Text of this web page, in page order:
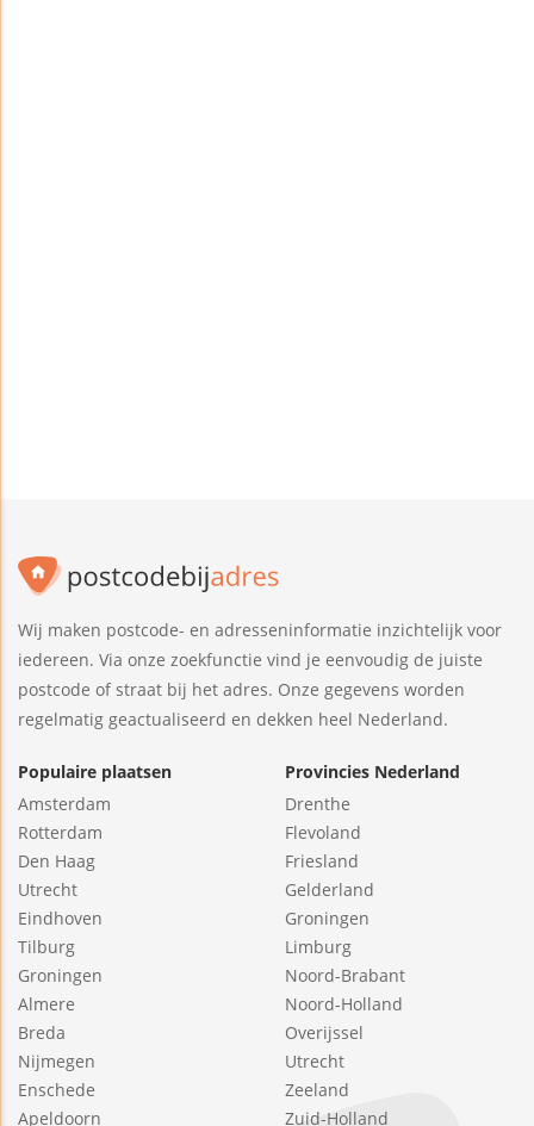
Wij maken postcode- en adresseninformatie inzichtelijk voor
iedereen. Via onze zoekfunctie vind je eenvoudig de juiste
postcode of straat bij het adres. Onze gegevens worden
regelmatig geactualiseerd en dekken heel Nederland.
Populaire plaatsen
Amsterdam
Rotterdam
Den Haag
Utrecht
Eindhoven
Tilburg
Groningen
Almere
Breda
Nijmegen
Enschede
Apeldoorn
Provincies Nederland
Drenthe
Flevoland
Friesland
Gelderland
Groningen
Limburg
Noord-Brabant
Noord-Holland
Overijssel
Utrecht
Zeeland
Zuid-Holland